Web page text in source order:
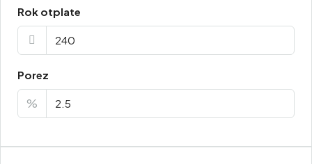
Rok otplate
Porez
%